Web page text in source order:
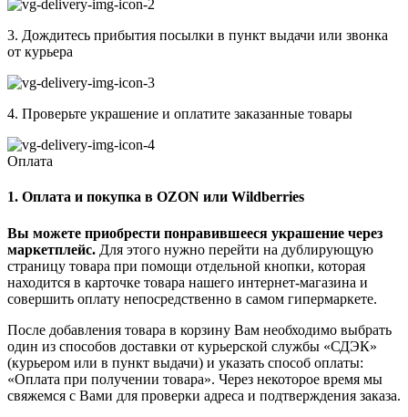
3. Дождитесь прибытия посылки в пункт выдачи или звонка
от курьера
4. Проверьте украшение и оплатите заказанные товары
Оплата
1. Оплата и покупка в OZON или Wildberries
Вы можете приобрести понравившееся украшение через
маркетплейс. Для этого нужно перейти на дублирующую
страницу товара при помощи отдельной кнопки, которая
находится в карточке товара нашего интернет-магазина и
совершить оплату непосредственно в самом гипермаркете.
После добавления товара в корзину Вам необходимо выбрать
один из способов доставки от курьерской службы «СДЭК»
(курьером или в пункт выдачи) и указать способ оплаты:
«Оплата при получении товара». Через некоторое время мы
свяжемся с Вами для проверки адреса и подтверждения заказа.